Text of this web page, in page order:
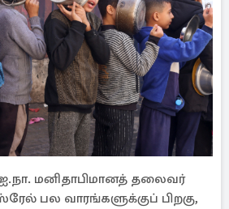
ஐ.நா. மனிதாபிமானத் தலைவர்
பல வாரங்களுக்குப் பிறகு,